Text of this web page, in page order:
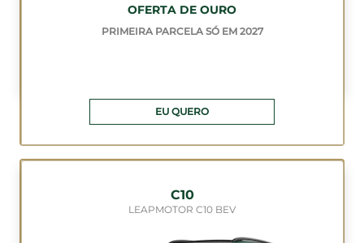
OFERTA DE OURO
PRIMEIRA PARCELA SÓ EM 2027
EU QUERO
C10
LEAPMOTOR C10 BEV